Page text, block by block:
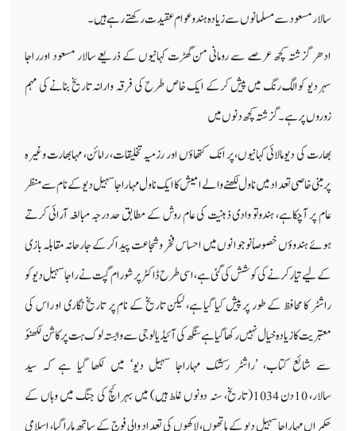
سالار مسعود سے مسلمانوں سے زیادہ ہندو عوام عقیدت رکھتے رہے ہیں۔
ادھر گزشتہ کچھ عرصے سے رومانی من گھڑت کہانیوں کے ذریعے سالار مسعود اورراجا
سہردیو کوالگ رنگ میں پیش کرکے ایک خاص طرح کی فرقہ وارانہ تاریخ بنانے کی مہم
زوروں پر ہے۔ گزشتہ کچھ دنوں میں
بھارت کی دیومالائی کہانیوں،پر انک کتھاؤں اور رزمیہ تخلیقات، رامائن، مہابھارت وغیرہ
پرمبنی خاصیتعداد میں ناول لکھنے والے امیش کا ایک ناول مہاراجا سہیل دیو کے نام سے منظر
عام پر آچکاہے، ہندوتو وادی ذہنیت کی عام روش کے مطابق حددرجہ مبالغہ آرائی کرتے
ہوئے ہندوؤں خصوصاً نوجوانوں میں احساس فخر وشجاعت پیدا کرکے جارحانہ مقابلہ بازی
کے لیے تیار کرنے کی کوشش کی گئی ہے، اسی طرح ڈاکٹر پرشورام گپت نے راجا سہیل دیو کو
راشٹر کا محافظ کے طور پر پیش کیا گیا ہے، لیکن تاریخ کے نام پر تاریخ نگاری او راس کی
معتبریت کا زیادہ خیال نہیں رکھاگیا ہے سنگھ کی آئیڈیالوجی سے وابستہ لوک ہت پرکاشن لکھنؤ
سے شائع کتاب، ’راشٹر رکشک مہاراجا سہیل دیو‘ میں لکھا گیا ہے کہ سید
سالار، 10دن 1034(تاریخ، سنہ دونوں غلط ہیں) میں بہرائچ کی جنگ میں وہاں کے
حکمراں مہاراجا سہیل دیو کے ہاتھوں، لاکھوں کی تعداد والی فوج کے ساتھ مارا گیا، اسلامی